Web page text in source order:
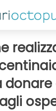
donare